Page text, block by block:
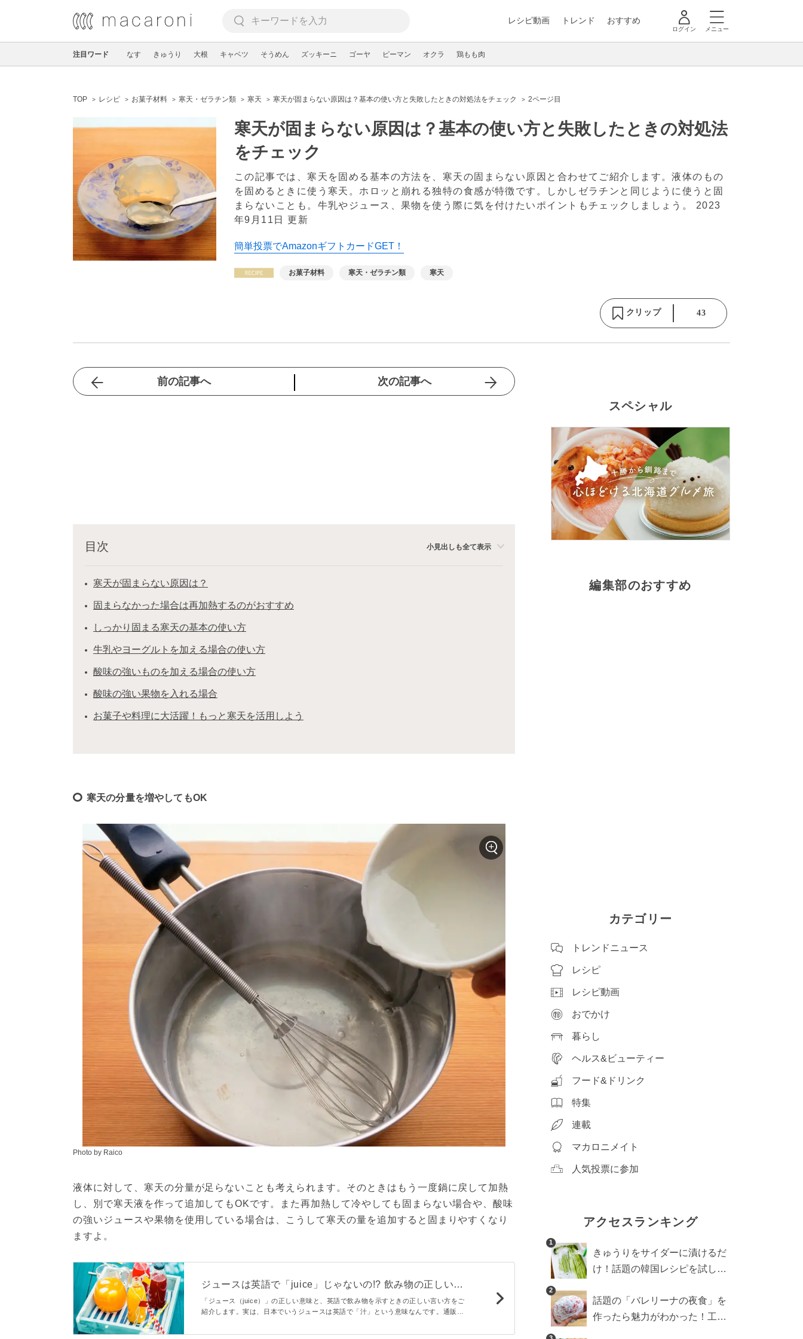
レシピ動画 トレンド おすすめ
ログイン メニュー
注目ワード なす きゅうり 大根 キャベツ そうめん ズッキーニ ゴーヤ ピーマン オクラ 鶏もも肉
TOP レシピ お菓子材料 寒天・ゼラチン類 寒天 寒天が固まらない原因は？基本の使い方と失敗したときの対処法をチェック 2ページ目
寒天が固まらない原因は？基本の使い方と失敗したときの対処法
をチェック
この記事では、寒天を固める基本の方法を、寒天の固まらない原因と合わせてご紹介します。液体のもの
を固めるときに使う寒天。ホロッと崩れる独特の食感が特徴です。しかしゼラチンと同じように使うと固
まらないことも。牛乳やジュース、果物を使う際に気を付けたいポイントもチェックしましょう。 2023
年9月11日 更新
簡単投票でAmazonギフトカードGET！
お菓子材料 寒天・ゼラチン類 寒天
クリップ 43
前の記事へ 次の記事へ
目次 小見出しも全て表示
寒天が固まらない原因は？
固まらなかった場合は再加熱するのがおすすめ
しっかり固まる寒天の基本の使い方
牛乳やヨーグルトを加える場合の使い方
酸味の強いものを加える場合の使い方
酸味の強い果物を入れる場合
お菓子や料理に大活躍！もっと寒天を活用しよう
寒天の分量を増やしてもOK
Photo by Raico
液体に対して、寒天の分量が足らないことも考えられます。そのときはもう一度鍋に戻して加熱
し、別で寒天液を作って追加してもOKです。また再加熱して冷やしても固まらない場合や、酸味
の強いジュースや果物を使用している場合は、こうして寒天の量を追加すると固まりやすくなり
ますよ。
ジュースは英語で「juice」じゃないの!? 飲み物の正しい言
い方 - macaroni
「ジュース（juice）」の正しい意味と、英語で飲み物を示すときの正しい言い方をご
紹介します。実は、日本でいうジュースは英語で「汁」という意味なんです。通販サ
よ。
スペシャル
編集部のおすすめ
カテゴリー
トレンドニュース
レシピ
レシピ動画
おでかけ
暮らし
ヘルス&ビューティー
フード&ドリンク
特集
連載
マカロニメイト
人気投票に参加
アクセスランキング
1
きゅうりをサイダーに漬けるだ
け！話題の韓国レシピを試した
2
話題の「バレリーナの夜食」を
作ったら魅力がわかった！工程